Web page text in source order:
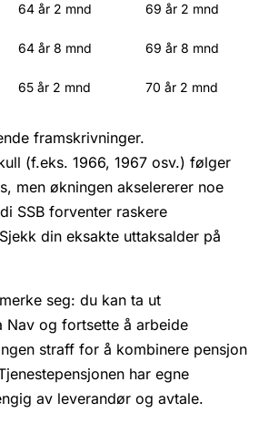
64 år 2 mnd 69 år 2 mnd
64 år 8 mnd 69 år 8 mnd
65 år 2 mnd 70 år 2 mnd
framskrivninger.
(f.eks. 1966, 1967 osv.) følger
men økningen akselererer noe
SSB forventer raskere
din eksakte uttaksalder på
seg: du kan ta ut
Nav og fortsette å arbeide
straff for å kombinere pensjon
har egne
av leverandør og avtale.